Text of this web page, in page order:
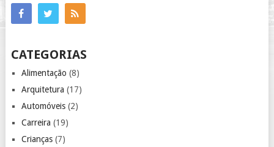
CATEGORIAS
Alimentação (8)
Arquitetura (17)
Automóveis(2)
Carreira (19)
Crianças(7)